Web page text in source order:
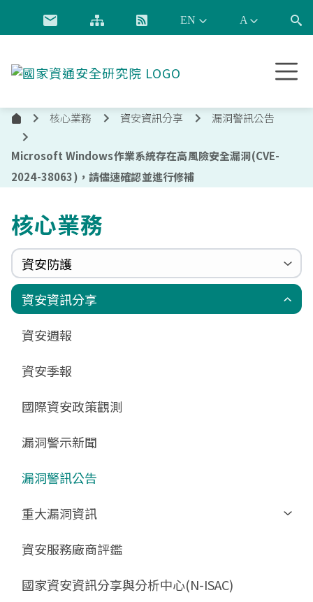
跳到主要內容
通
全
研
究
首
核心業務 資安資訊分享 漏洞警訊公告
Microsoft Windows作業系統存在高風險安全漏洞(CVE-
2024-38063)，請儘速確認並進行修補
核心業務
資安防護
政府組態基準(GCB)
更新消息
GCB說明文件
GCB部署資源
GCB終止支援
資通安全弱點通報機制(VANS)
申請作業表單
數位影片教材
FAQ
端點偵測及應變機制(EDR)
相關文件與表單
零信任架構(ZTA)
相關文件與表單
驗證進度
國家資安聯防監控中心(N-SOC)
國家資安通報應變中心(N-CERT)
資安資訊分享
資安週報
資安季報
國際資安政策觀測
漏洞警示新聞
漏洞警訊公告
重大漏洞資訊
Zerologon
MSHTML
資安服務廠商評鑑
國家資安資訊分享與分析中心(N-ISAC)